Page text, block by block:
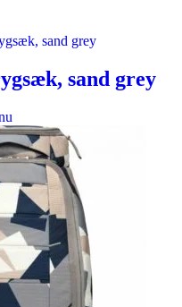
sand grey